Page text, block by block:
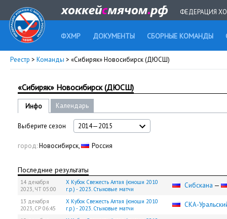
ФЕДЕРАЦИЯ
ФХМР ДОКУМЕНТЫ СБОРНЫЕ КОМАНДЫ
Реестр > Команды > «Сибиряк» Новосибирск (ДЮСШ)
«Сибиряк» Новосибирск (ДЮСШ)
Инфо Календарь
Выберите сезон 2014—2015
город:Новосибирск, Россия
Последние результаты
14 декабря
2023, ЧТ 05:00
X Кубок Свежесть Алтая (юноши 2010
г.р.) - 2023. Стыковые матчи
Сибскана —
13 декабря
2023, СР 06:45
X Кубок Свежесть Алтая (юноши 2010
г.р.) - 2023. Стыковые матчи
СКА-